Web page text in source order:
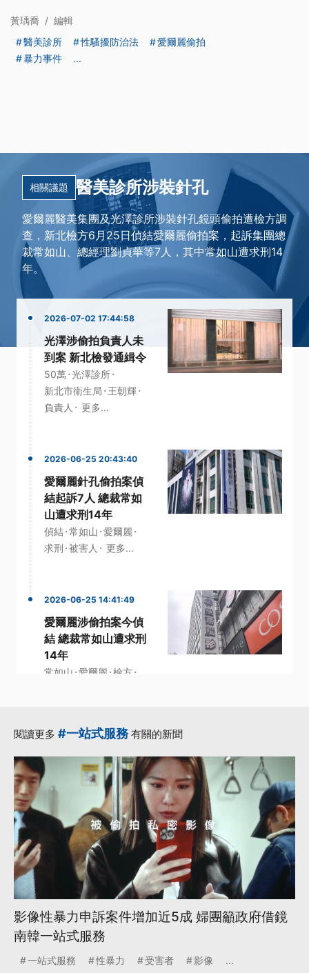
黃瑀喬 / 編輯
醫美診所
性騷擾防治法
愛爾麗偷拍
暴力事件
...
相關議題 醫美診所涉裝針孔
愛爾麗醫美集團及光澤診所涉裝針孔鏡頭偷拍遭檢方調
查，新北檢方6月25日偵結愛爾麗偷拍案，起訴集團總
裁常如山、總經理劉貞華等7人，其中常如山遭求刑14
年。
2026-07-02 17:44:58
光澤涉偷拍負責人未
到案 新北檢發通緝令
50萬·光澤診所·
新北市衛生局 · 王朝輝·
負責人 · 更多...
2026-06-25 20:43:40
愛爾麗針孔偷拍案偵
結起訴7人 總裁常如
山遭求刑14年
偵結 ·常如山 ·愛爾麗 ·
求刑 ·被害人 · 更多...
2026-06-25 14:41:49
愛爾麗涉偷拍案今偵
結 總裁常如山遭求刑
14年
常如山 ·愛爾麗 ·檢方·
閱讀更多 #一站式服務有關的新聞
影像性暴力申訴案件增加近5成 婦團籲政府借鏡
南韓一站式服務
一站式服務 性暴力 受害者 影像 ...